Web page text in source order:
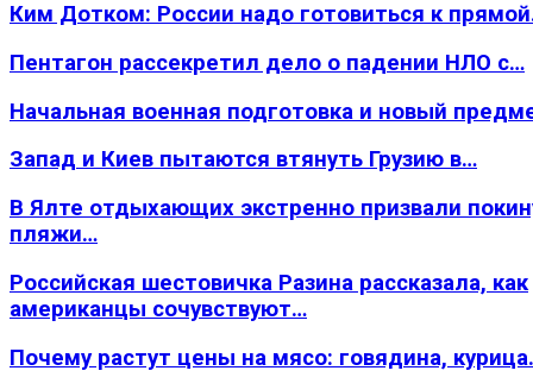
Ким Дотком: России надо готовиться к
Пентагон рассекретил дело о падении НЛО с…
Начальная военная подготовка и новый
Запад и Киев пытаются втянуть Грузию в…
В Ялте отдыхающих экстренно призвали
пляжи…
Российская шестовичка Разина рассказала, как
американцы сочувствуют…
Почему растут цены на мясо: говядина,